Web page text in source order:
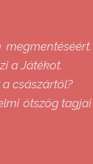
a Játékot.
császártól?
ötszög tagjai